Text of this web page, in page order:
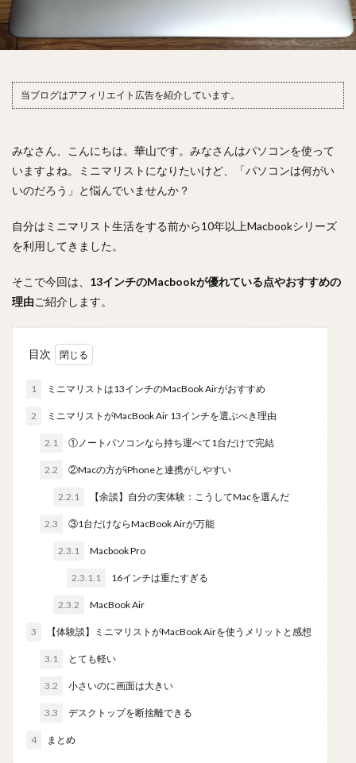
当ブログはアフィリエイト広告を紹介しています。
みなさん、こんにちは。華山です。みなさんはパソコンを使って
いますよね。ミニマリストになりたいけど、「パソコンは何がい
いのだろう」と悩んでいませんか？
自分はミニマリスト生活をする前から10年以上Macbookシリーズ
を利用してきました。
そこで今回は、 13インチのMacbookが優れている点やおすすめの
理由ご紹介します。
目次
1 ミニマリストは13インチのMacBook Airがおすすめ
2 ミニマリストがMacBook Air 13インチを選ぶべき理由
2.1 ①ノートパソコンなら持ち運べて1台だけで完結
2.2 ②Macの方がiPhoneと連携がしやすい
2.2.1 【余談】自分の実体験：こうしてMacを選んだ
2.3 ③1台だけならMacBook Airが万能
2.3.1 Macbook Pro
2.3.1.1 16インチは重たすぎる
2.3.2 MacBook Air
3 【体験談】ミニマリストがMacBook Airを使うメリットと感想
3.1 とても軽い
3.2 小さいのに画面は大きい
3.3 デスクトップを断捨離できる
4 まとめ